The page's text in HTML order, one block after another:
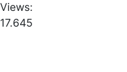
Views:
17.645